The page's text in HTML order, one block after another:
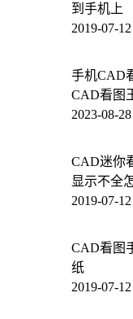
到手机上
2019-07-
手机CAD
CAD看图
2023-08-
CAD迷你
显示不全
2019-07-
CAD看图
纸
2019-07-